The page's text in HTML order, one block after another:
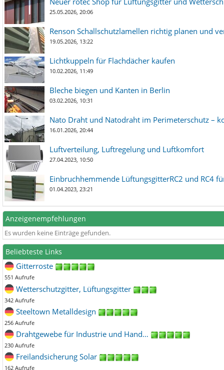
25.05.2026, 20:06
Renson Schallschutzlamellen richtig planen und
19.05.2026, 13:22
Lichtkuppeln für Flachdächer kaufen
10.02.2026, 11:49
Bleche biegen und Kanten in Berlin
03.02.2026, 10:31
Nato Draht und Natodraht im Perimeterschutz –
16.01.2026, 20:44
Luftverteilung, Luftregelung und Luftkomfort
27.04.2023, 10:50
Einbruchhemmende LüftungsgitterRC2 und RC4
01.04.2023, 23:21
Anzeigenempfehlungen
Es wurden keine Einträge gefunden.
Beliebteste Links
Gitterroste
551 Aufrufe
Wetterschutzgitter, Lüftungsgitter
342 Aufrufe
Steeltown Metalldesign
256 Aufrufe
Drahtgewebe für Industrie und Hand…
230 Aufrufe
Freilandsicherung Solar
162 Aufrufe